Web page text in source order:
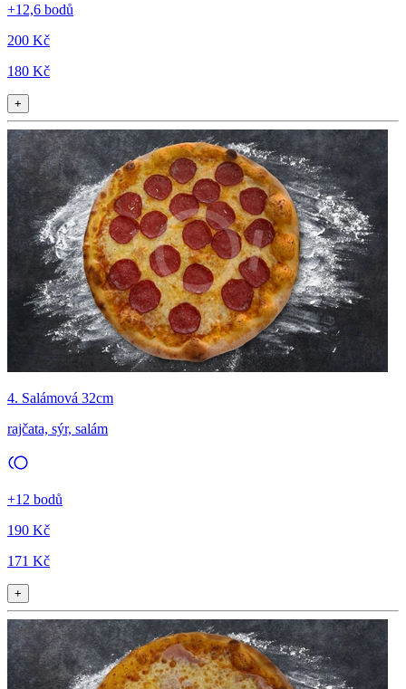
+12,6 bodů
200 Kč
180 Kč
+
4. Salámová 32cm
rajčata, sýr, salám
+12 bodů
190 Kč
171 Kč
+